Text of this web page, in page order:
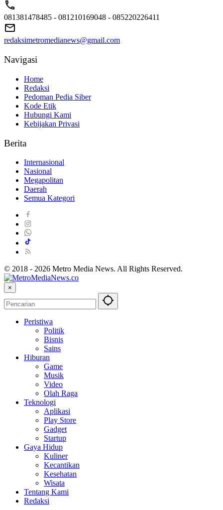
081381478485 - 081210169048 - 085220226411
redaksimetromedianews@gmail.com
Navigasi
Home
Redaksi
Pedoman Pedia Siber
Kode Etik
Hubungi Kami
Kebijakan Privasi
Berita
Internasional
Nasional
Megapolitan
Daerah
Semua Kategori
© 2018 - 2026 Metro Media News. All Rights Reserved.
×
Peristiwa
Politik
Bisnis
Sains
Hiburan
Game
Musik
Video
Olah Raga
Teknologi
Aplikasi
Play Store
Gadget
Startup
Gaya Hidup
Kuliner
Kecantikan
Kesehatan
Wisata
Tentang Kami
Redaksi